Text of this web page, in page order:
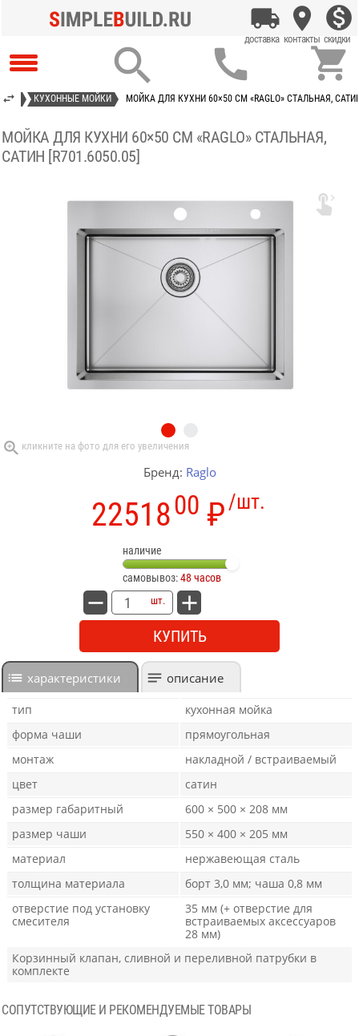
  
КУХОННЫЕ МОЙКИ МОЙКА ДЛЯ КУХНИ 60×50 СМ «RAGLO» СТАЛЬНАЯ,
МОЙКА ДЛЯ КУХНИ 60×50 СМ «RAGLO» СТАЛЬНАЯ,
САТИН [R701.6050.05]

Бренд: Raglo
/шт.
2251800 ₽
наличие
самовывоз:48 часов
шт.
КУПИТЬ
характеристики описание
тип
кухонная мойка
форма чаши
прямоугольная
монтаж
накладной / встраиваемый
цвет
сатин
размер габаритный
600 × 500 × 208 мм
размер чаши
550 × 400 × 205 мм
материал
нержавеющая сталь
толщина материала
борт 3,0 мм; чаша 0,8 мм
отверстие под установку
смесителя
35 мм (+ отверстие для
встраиваемых аксессуаров
28 мм)
Корзинный клапан, сливной и переливной патрубки в
комплекте
СОПУТСТВУЮЩИЕ И РЕКОМЕНДУЕМЫЕ ТОВАРЫ